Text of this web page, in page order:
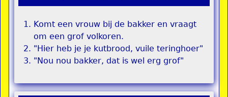
Komt een vrouw bij de bakker en vraagt
om een grof volkoren.
"Hier heb je je kutbrood, vuile teringhoer"
"Nou nou bakker, dat is wel erg grof"